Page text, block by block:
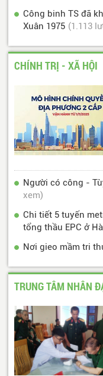
Công binh TS đã
Xuân 1975 (1.113
CHÍNH TRỊ - XÃ HỘI
Người có công -
xem)
Chi tiết 5 tuyến
tổng thầu EPC ở
Nơi gieo mầm tri
TRUNG TÂM NHÂN